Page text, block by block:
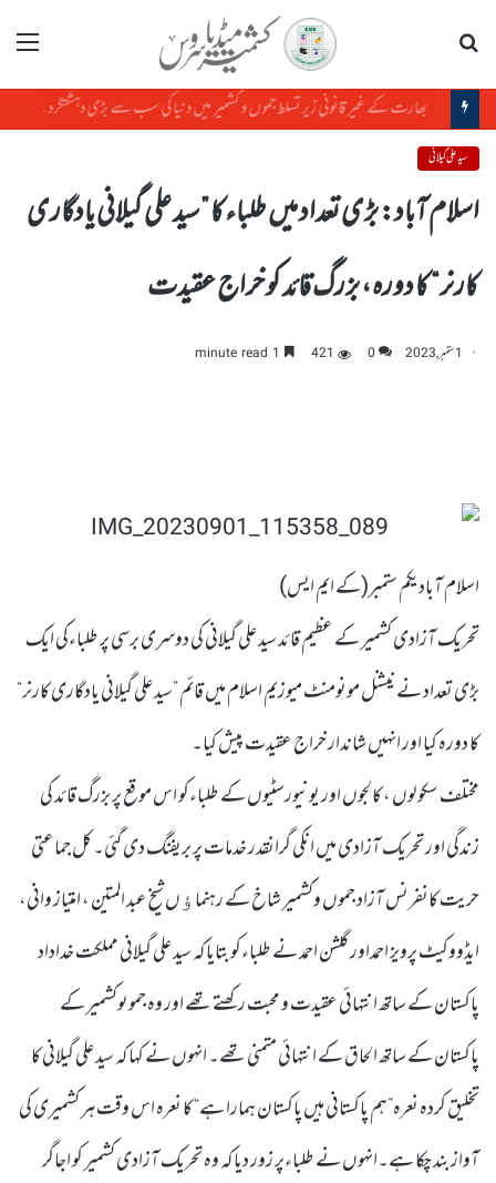
مینو
بھارت کے غیر قانونی زیر تسلط جموں و کشمیر میں دنیا کی سب سے بڑی دہشتگرد فوج کا قبضہ ہے،، مشعال ملک
سید علی گیلانی
اسلام آباد: بڑی تعداد میں طلباءکا ”سید علی گیلانی یادگاری
کارنر“ کا دورہ ، بزرگ قائد کو خراج عقیدت
1 ستمبر, 2023 0
421
اسلام آبادیکم ستمبر(کے ایم ایس)
تحریک آزادی کشمیر کے عظیم قائد سید علی گیلانی کی دوسری برسی پر طلباءکی ایک
بڑی تعداد نے نیشنل مونومنٹ میوزیم اسلام میں قائم ”سید علی گیلانی یادگاری کارنر“
کا دورہ کیا اور انہیں شاندار خراج عقیدت پیش کیا۔
مختلف سکولوں ، کالجوں اور یونیورسٹیوں کے طلباءکو اس موقع پر بزرگ قائد کی
زندگی اور تحریک آزادی میں انکی گرانقدر خدمات پر بریفنگ دی گئی۔ کل جماعتی
حریت کانفرنس آزاد جموں وکشمیر شاخ کے رہنماﺅں شیخ عبد المتین ، امتیاز وانی،
ایڈووکیٹ پرویز احمداور گلشن احمد نے طلباءکو بتایا کہ سید علی گیلانی مملکت خداداد
پاکستان کے ساتھ انتہائی عقیدت و محبت رکھتے تھے اور وہ جموںوکشمیر کے
پاکستان کے ساتھ الحاق کے انتہائی متمنی تھے۔ انہوں نے کہا کہ سید علی گیلانی کا
تخلیق کردہ نعرہ”ہم پاکستانی ہیں پاکستان ہمارا ہے“ کا نعرہ اس وقت ہر کشمیری کی
آواز بند چکا ہے۔انہوں نے طلباءپر زور دیا کہ وہ تحریک آزادی کشمیر کو اجاگر